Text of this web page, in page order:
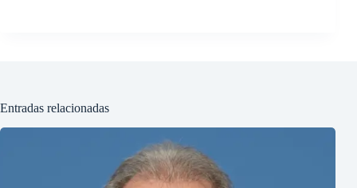
Entradas relacionadas